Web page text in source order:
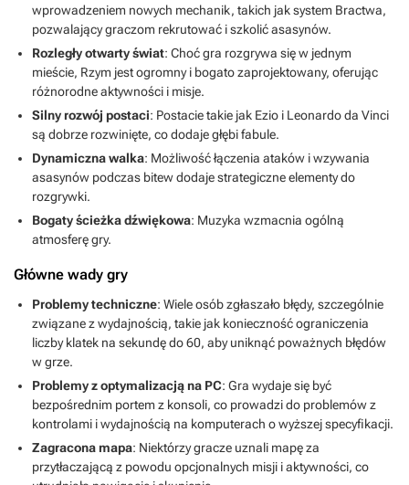
wprowadzeniem nowych mechanik, takich jak system Bractwa,
pozwalający graczom rekrutować i szkolić asasynów.
Rozległy otwarty świat: Choć gra rozgrywa się w jednym
mieście, Rzym jest ogromny i bogato zaprojektowany, oferując
różnorodne aktywności i misje.
Silny rozwój postaci: Postacie takie jak Ezio i Leonardo da Vinci
są dobrze rozwinięte, co dodaje głębi fabule.
Dynamiczna walka: Możliwość łączenia ataków i wzywania
asasynów podczas bitew dodaje strategiczne elementy do
rozgrywki.
Bogaty ścieżka dźwiękowa: Muzyka wzmacnia ogólną
atmosferę gry.
Główne wady gry
Problemy techniczne: Wiele osób zgłaszało błędy, szczególnie
związane z wydajnością, takie jak konieczność ograniczenia
liczby klatek na sekundę do 60, aby uniknąć poważnych błędów
w grze.
Problemy z optymalizacją na PC: Gra wydaje się być
bezpośrednim portem z konsoli, co prowadzi do problemów z
kontrolami i wydajnością na komputerach o wyższej specyfikacji.
Zagracona mapa: Niektórzy gracze uznali mapę za
przytłaczającą z powodu opcjonalnych misji i aktywności, co